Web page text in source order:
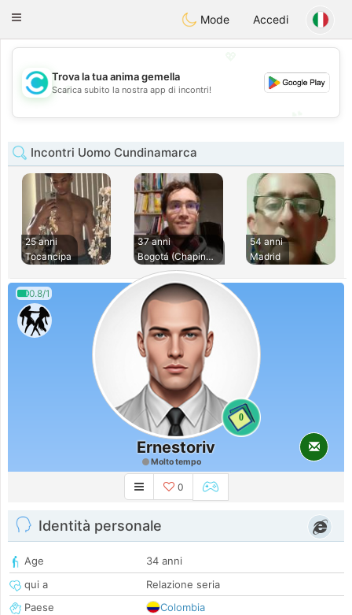
olombiaCitas
Toggle
Mode Accedi
💖
💕
Trova la tua anima gemella
Scarica subito la nostra app di incontri!
Incontri Uomo Cundinamarca
25 anni
Tocancipa
37 anni
Bogotá (Chapinero)
54 anni
Madrid
0.8/1
0
Ernestoriv
Molto tempo
0
Identità personale
Age
34 anni
qui a
Relazione seria
Paese
Colombia